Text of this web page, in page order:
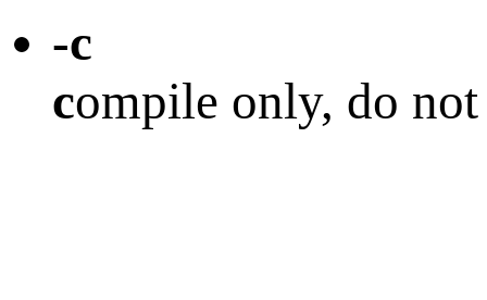
-c
compile only, do